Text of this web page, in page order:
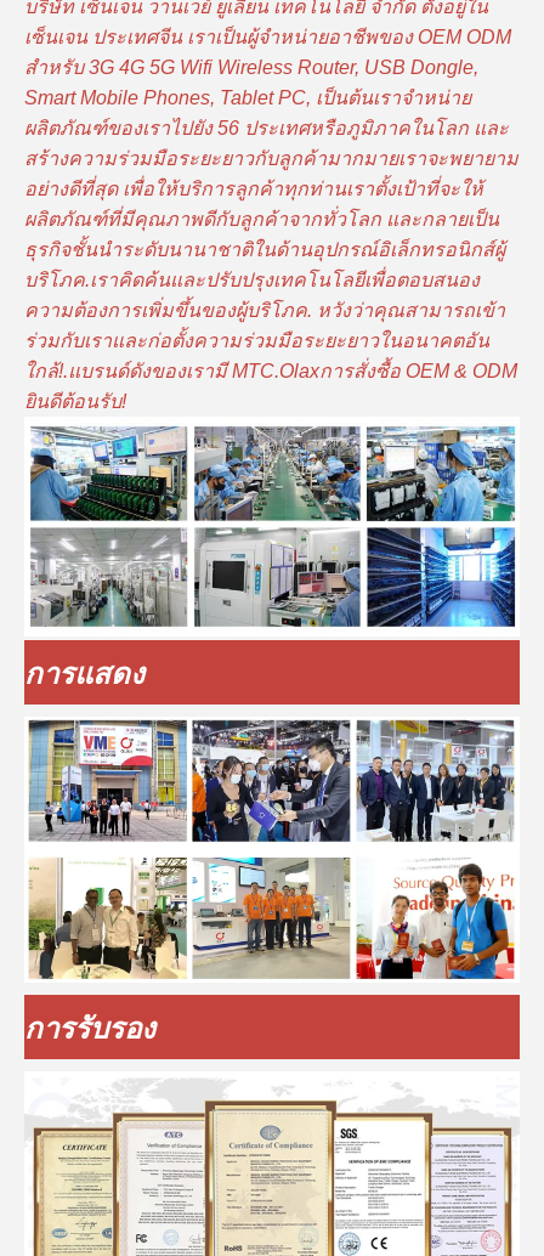
บริษัท เซ็นเจน วานเวย์ ยูเลี่ยน เทคโนโลยี จํากัด ตั้งอยู่ใน
เซ็นเจน ประเทศจีน เราเป็นผู้จําหน่ายอาชีพของ OEM ODM
สําหรับ 3G 4G 5G Wifi Wireless Router, USB Dongle,
Smart Mobile Phones, Tablet PC, เป็นต้นเราจําหน่าย
ผลิตภัณฑ์ของเราไปยัง 56 ประเทศหรือภูมิภาคในโลก และ
สร้างความร่วมมือระยะยาวกับลูกค้ามากมายเราจะพยายาม
อย่างดีที่สุด เพื่อให้บริการลูกค้าทุกท่านเราตั้งเป้าที่จะให้
ผลิตภัณฑ์ที่มีคุณภาพดีกับลูกค้าจากทั่วโลก และกลายเป็น
ธุรกิจชั้นนําระดับนานาชาติในด้านอุปกรณ์อิเล็กทรอนิกส์ผู้
บริโภค.เราคิดค้นและปรับปรุงเทคโนโลยีเพื่อตอบสนอง
ความต้องการเพิ่มขึ้นของผู้บริโภค. หวังว่าคุณสามารถเข้า
ร่วมกับเราและก่อตั้งความร่วมมือระยะยาวในอนาคตอัน
ใกล้!.แบรนด์ดังของเรามี MTC.Olaxการสั่งซื้อ OEM & ODM
ยินดีต้อนรับ!
การแสดง
การรับรอง